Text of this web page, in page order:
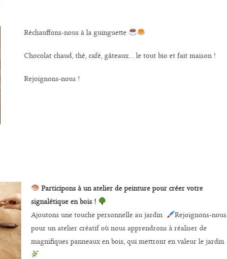
Réchauffons-nous à la guinguette
Chocolat chaud, thé, café, gâteaux… le tout bio et fait maison !
Rejoignons-nous !
Participons à un atelier de peinture pour créer votre
signalétique en bois !
Ajoutons une touche personnelle au jardin
Rejoignons-nous
pour un atelier créatif où nous apprendrons à réaliser de
magnifiques panneaux en bois, qui mettront en valeur le jardin